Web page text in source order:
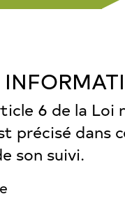
6 de la Loi
précisé dans
son suivi.